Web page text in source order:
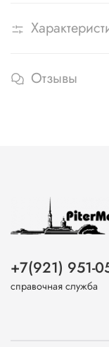
Отзывы
+7(921) 951-
справочная служба